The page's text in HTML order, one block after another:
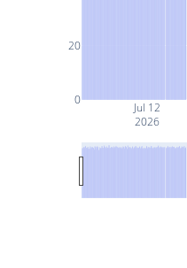
Jul 12
2026
0
20